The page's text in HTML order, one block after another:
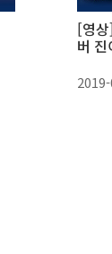
[영
버